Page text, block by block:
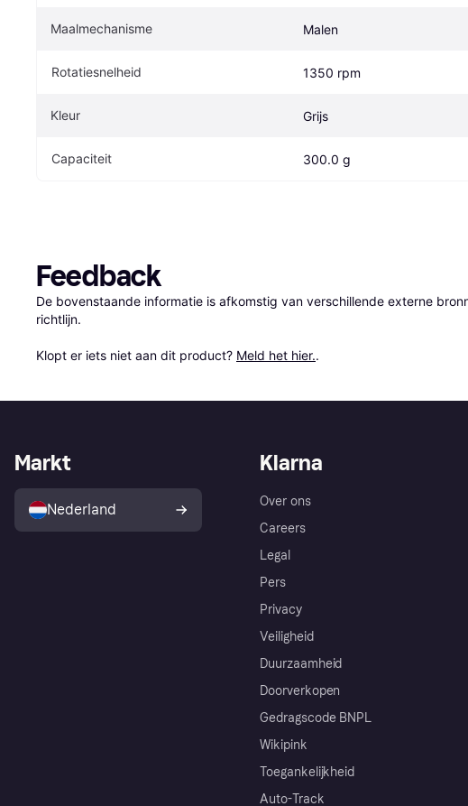
Maalmechanisme Malen
Rotatiesnelheid 1350 rpm
Kleur Grijs
Capaciteit 300.0 g
Feedback
De bovenstaande informatie is afkomstig van verschillende externe
richtlijn.
Klopt er iets niet aan dit product? Meld het hier..
Klarna
Over ons
Careers
Legal
Pers
Privacy
Veiligheid
Duurzaamheid
Doorverkopen
Gedragscode BNPL
Wikipink
Toegankelijkheid
Auto-Track
Markt
Nederland